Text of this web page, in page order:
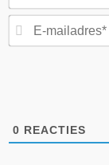
0 REACTIES